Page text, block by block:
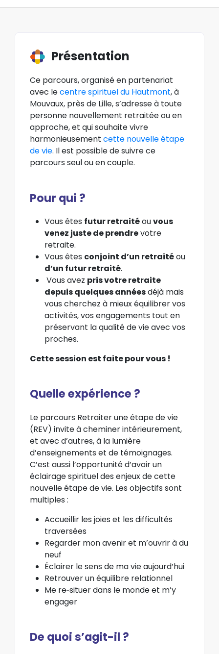
Présentation
Ce parcours, organisé en partenariat
avec lecentre spirituel du Hautmont, à
Mouvaux, près de Lille, s’adresse à toute
personne nouvellement retraitée ou en
approche, et qui souhaite vivre
harmonieusement cette nouvelle étape
de vie. Il est possible de suivre ce
parcours seul ou en couple.
Pour qui ?
Vous êtes futur retraitéouvous
venez juste de prendrevotre
retraite.
Vous êtes conjoint d’un retraitéou
d’un futur retraité.
Vous avez pris votre retraite
depuis quelques annéesdéjà mais
vous cherchez à mieux équilibrer vos
activités, vos engagements tout en
préservant la qualité de vie avec vos
proches.
Cette session est faite pour vous !
Quelle expérience ?
Le parcours Retraiter une étape de vie
(REV) invite à cheminer intérieurement,
et avec d’autres, à la lumière
d’enseignements et de témoignages.
C’est aussi l’opportunité d’avoir un
éclairage spirituel des enjeux de cette
nouvelle étape de vie. Les objectifs sont
multiples :
Accueillir les joies et les difficultés
traversées
Regarder mon avenir et m’ouvrir à du
neuf
Éclairer le sens de ma vie aujourd’hui
Retrouver un équilibre relationnel
Me re‐situer dans le monde et m’y
engager
De quoi s’agit-il ?